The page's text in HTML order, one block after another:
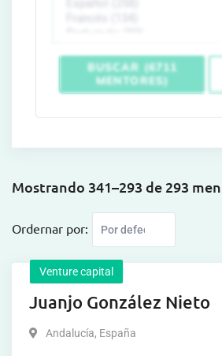
BUSCAR (6711
MENTORES)
Mostrando 341–293 de 293
Ordernar por:
Venture capital
Juanjo González Nieto
Andalucía, España